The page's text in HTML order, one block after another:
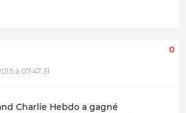
à 07:47:31
0
Charlie Hebdo a gagné